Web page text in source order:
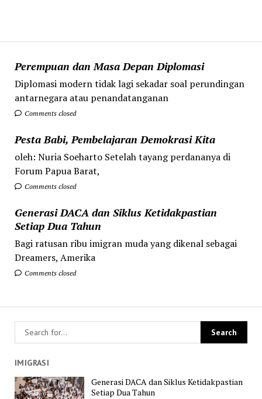
Perempuan dan Masa Depan Diplomasi
Diplomasi modern tidak lagi sekadar soal perundingan
antarnegara atau penandatanganan
Comments closed
Pesta Babi, Pembelajaran Demokrasi Kita
oleh: Nuria Soeharto Setelah tayang perdananya di
Forum Papua Barat,
Comments closed
Generasi DACA dan Siklus Ketidakpastian
Setiap Dua Tahun
Bagi ratusan ribu imigran muda yang dikenal sebagai
Dreamers, Amerika
Comments closed
IMIGRASI
Generasi DACA dan Siklus Ketidakpastian
Setiap Dua Tahun